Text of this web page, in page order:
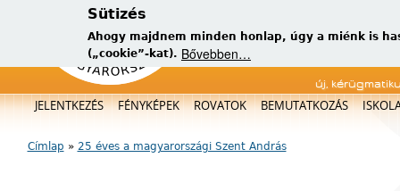
Sütizés
Ahogy majdnem minden honlap, úgy a miénk is
(„cookie”-kat). Bővebben…
új,
Főmenü
JELENTKEZÉS FÉNYKÉPEK ROVATOK BEMUTATKOZÁS
Jelenlegi hely
Címlap » 25 éves a magyarországi Szent András